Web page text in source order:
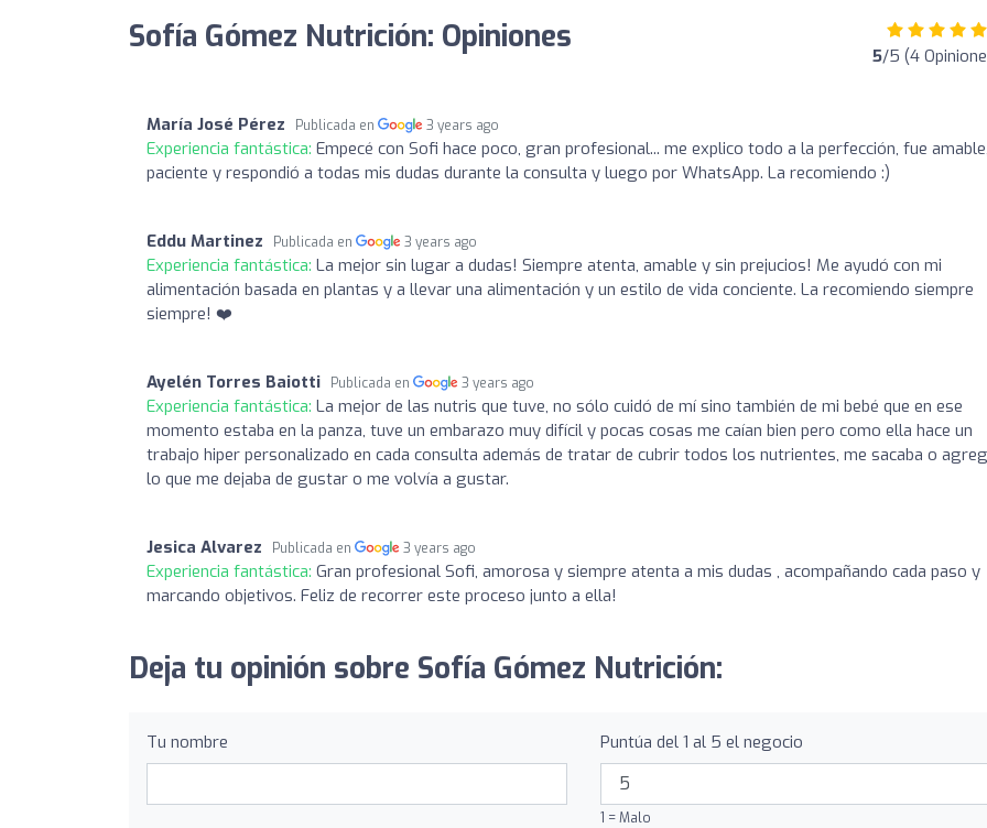
Sofía Gómez Nutrición: Opiniones 5/5 (4
María José Pérez Publicada en 3 years ago
Experiencia fantástica: Empecé con Sofi hace poco, gran profesional... me explico todo a la perfección, fue
paciente y respondió a todas mis dudas durante la consulta y luego por WhatsApp. La recomiendo :)
Eddu Martinez Publicada en 3 years ago
Experiencia fantástica: La mejor sin lugar a dudas! Siempre atenta, amable y sin prejucios! Me ayudó con mi
alimentación basada en plantas y a llevar una alimentación y un estilo de vida conciente. La recomiendo siempre
siempre! ❤️
Ayelén Torres Baiotti Publicada en 3 years ago
Experiencia fantástica: La mejor de las nutris que tuve, no sólo cuidó de mí sino también de mi bebé que en ese
momento estaba en la panza, tuve un embarazo muy difícil y pocas cosas me caían bien pero como ella hace un
trabajo hiper personalizado en cada consulta además de tratar de cubrir todos los nutrientes, me sacaba o
lo que me dejaba de gustar o me volvía a gustar.
Jesica Alvarez Publicada en 3 years ago
Experiencia fantástica: Gran profesional Sofi, amorosa y siempre atenta a mis dudas , acompañando cada paso y
marcando objetivos. Feliz de recorrer este proceso junto a ella!
Deja tu opinión sobre Sofía Gómez Nutrición:
Tu nombre Puntúa del 1 al 5 el negocio
1 = Malo